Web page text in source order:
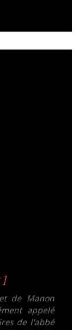
]
de Manon
appelé
de l'abbé